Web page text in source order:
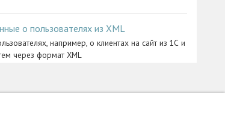
о пользователях из XML
например, о клиентах на сайт из 1С и
через формат XML
сайт на Ваш хостинг или свой веб-